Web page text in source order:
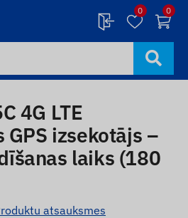
0 0
4G LTE
izsekotājs –
laiks (180
atsauksmes